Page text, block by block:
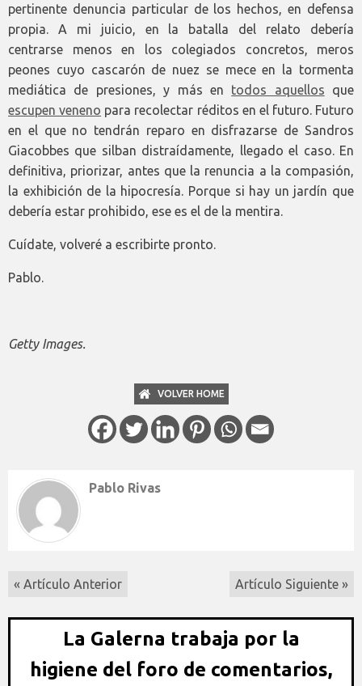
pertinente denuncia particular de los hechos, en defensa
propia. A mi juicio, en la batalla del relato debería
centrarse menos en los colegiados concretos, meros
peones cuyo cascarón de nuez se mece en la tormenta
mediática de presiones, y más en todos aquellos que
escupen veneno para recolectar réditos en el futuro. Futuro
en el que no tendrán reparo en disfrazarse de Sandros
Giacobbes que silban distraídamente, llegado el caso. En
definitiva, priorizar, antes que la renuncia a la compasión,
la exhibición de la hipocresía. Porque si hay un jardín que
debería estar prohibido, ese es el de la mentira.
Cuídate, volveré a escribirte pronto.
Pablo.
Getty Images.
VOLVER HOME
Pablo Rivas
« Artículo Anterior Artículo Siguiente »
La Galerna trabaja por la
higiene del foro de comentarios,